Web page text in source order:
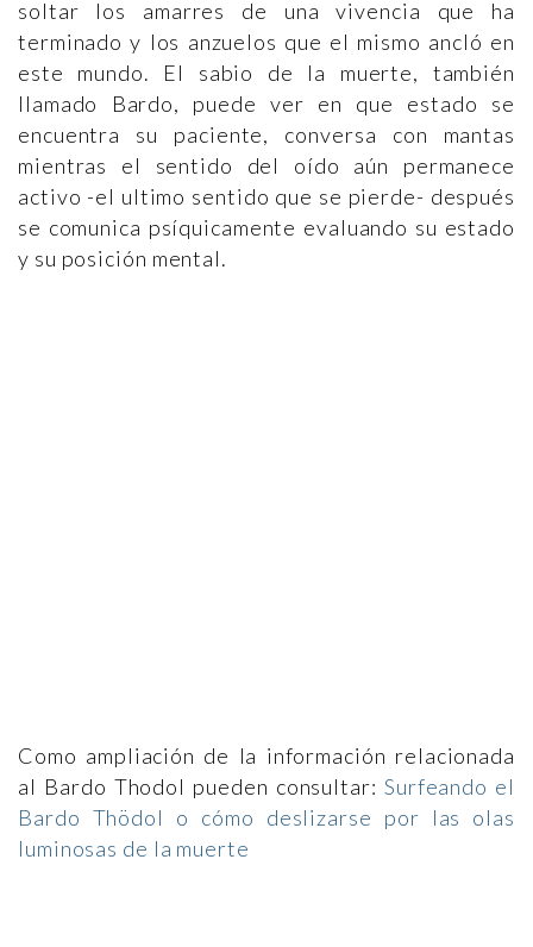
soltar los amarres de una vivencia que ha
terminado y los anzuelos que el mismo ancló en
este mundo. El sabio de la muerte, también
llamado Bardo, puede ver en que estado se
encuentra su paciente, conversa con mantas
mientras el sentido del oído aún permanece
activo -el ultimo sentido que se pierde- después
se comunica psíquicamente evaluando su estado
y su posición mental.
Como ampliación de la información relacionada
al Bardo Thodol pueden consultar: Surfeando el
Bardo Thödol o cómo deslizarse por las olas
luminosas de la muerte